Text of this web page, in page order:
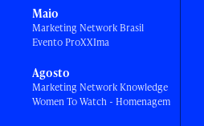
Maio
Marketing Network Brasil
Evento ProXXIma
Agosto
Marketing Network Knowledge
Women To Watch - Homenagem